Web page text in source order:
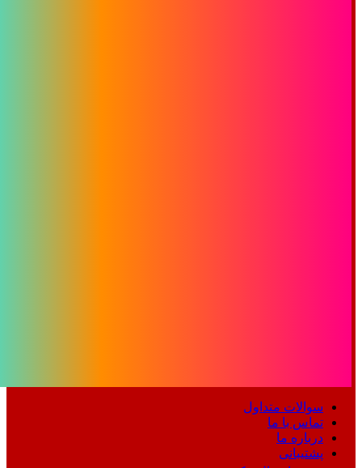
سوالات متداول
تماس با ما
درباره ما
پشتیبانی